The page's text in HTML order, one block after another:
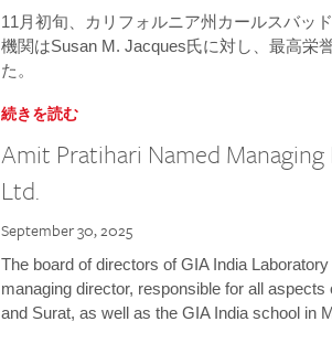
11月初旬、カリフォルニア州カールスバッ
機関はSusan M. Jacques氏に対し、最高栄
た。
続きを読む
Amit Pratihari Named
Ltd.
September 30, 2025
The board of directors of GIA India
managing director, responsible for all
and Surat, as well as the GIA India school in